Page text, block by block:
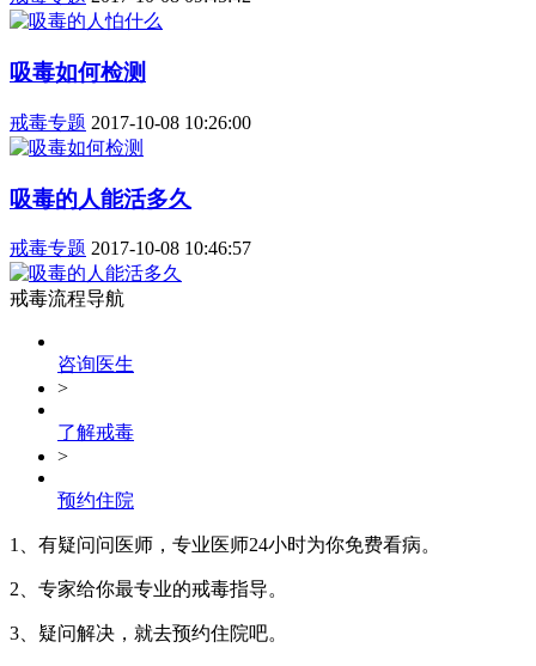
吸毒如何检测
戒毒专题 2017-10-08 10:26:00
吸毒的人能活多久
戒毒专题 2017-10-08 10:46:57
戒毒流程导航
咨询医生
>
了解戒毒
>
预约住院
1、有疑问问医师，专业医师24小时为你免费看病。
2、专家给你最专业的戒毒指导。
3、疑问解决，就去预约住院吧。